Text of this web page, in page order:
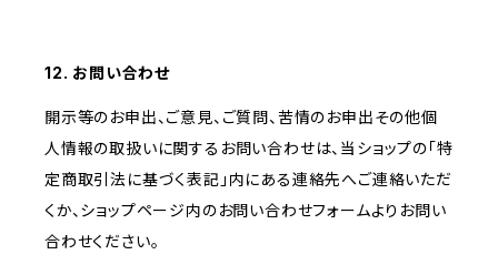
12. お問い合わせ
開示等のお申出、ご意見、ご質問、苦情のお申出その他個
人情報の取扱いに関するお問い合わせは、当ショップの「特
定商取引法に基づく表記」内にある連絡先へご連絡いただ
くか、ショップページ内のお問い合わせフォームよりお問い
合わせください。